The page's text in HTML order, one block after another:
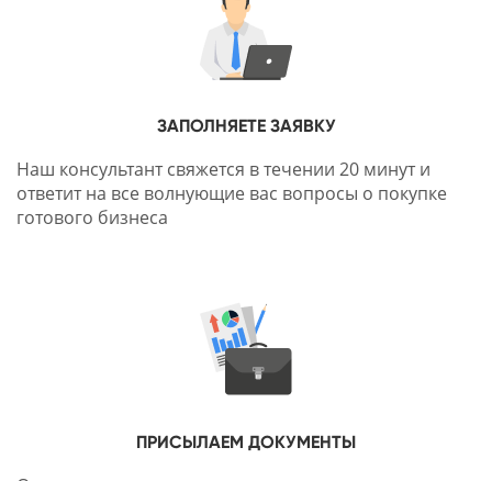
ЗАПОЛНЯЕТЕ ЗАЯВКУ
Наш консультант свяжется в течении 20 минут и
ответит на все волнующие вас вопросы о покупке
готового бизнеса
ПРИСЫЛАЕМ ДОКУМЕНТЫ